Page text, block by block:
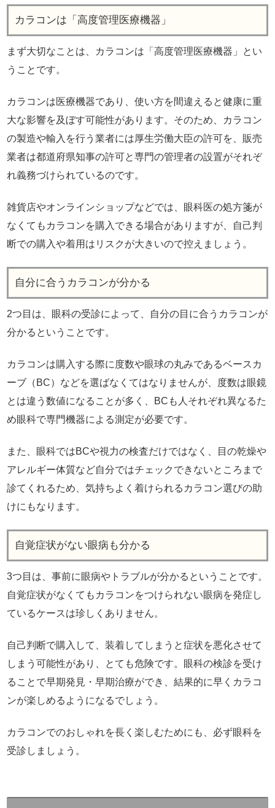
カラコンは「高度管理医療機器」
まず大切なことは、カラコンは「高度管理医療機器」とい
うことです。
カラコンは医療機器であり、使い方を間違えると健康に重
大な影響を及ぼす可能性があります。そのため、カラコン
の製造や輸入を行う業者には厚生労働大臣の許可を、販売
業者は都道府県知事の許可と専門の管理者の設置がそれぞ
れ義務づけられているのです。
雑貨店やオンラインショップなどでは、眼科医の処方箋が
なくてもカラコンを購入できる場合がありますが、自己判
断での購入や着用はリスクが大きいので控えましょう。
自分に合うカラコンが分かる
2つ目は、眼科の受診によって、自分の目に合うカラコンが
分かるということです。
カラコンは購入する際に度数や眼球の丸みであるベースカ
ーブ（BC）などを選ばなくてはなりませんが、度数は眼鏡
とは違う数値になることが多く、BCも人それぞれ異なるた
め眼科で専門機器による測定が必要です。
また、眼科ではBCや視力の検査だけではなく、目の乾燥や
アレルギー体質など自分ではチェックできないところまで
診てくれるため、気持ちよく着けられるカラコン選びの助
けにもなります。
自覚症状がない眼病も分かる
3つ目は、事前に眼病やトラブルが分かるということです。
自覚症状がなくてもカラコンをつけられない眼病を発症し
ているケースは珍しくありません。
自己判断で購入して、装着してしまうと症状を悪化させて
しまう可能性があり、とても危険です。眼科の検診を受け
ることで早期発見・早期治療ができ、結果的に早くカラコ
ンが楽しめるようになるでしょう。
カラコンでのおしゃれを長く楽しむためにも、必ず眼科を
受診しましょう。